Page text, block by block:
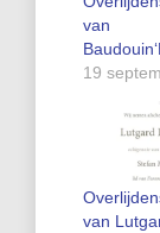
van
19
van